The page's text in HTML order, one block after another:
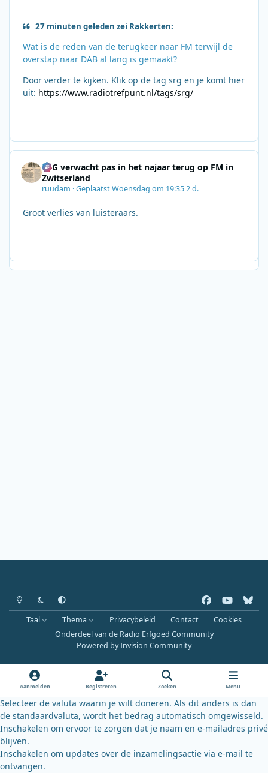
27 minuten geleden zei Rakkerten:
Wat is de reden van de terugkeer naar FM terwijl de
overstap naar DAB al lang is gemaakt?
Door verder te kijken. Klik op de tag srg en je komt hier
uit: https://www.radiotrefpunt.nl/tags/srg/
SRG verwacht pas in het najaar terug op FM in
Zwitserland
ruudam ·GeplaatstWoensdag om 19:352 d.
Groot verlies van luisteraars.
Heldere modus
Donkere modus
Systeemvoorkeur
a
c
e
k
o
u
b
l
u
k
y
Taal Thema Privacybeleid Contact
Cookies
Onderdeel van de Radio Erfgoed Community
Powered byInvision Community
Aanmelden Registreren Zoeken Menu
Selecteer de valuta waarin je wilt doneren. Als dit anders is dan
de standaardvaluta, wordt het bedrag automatisch omgewisseld.
Inschakelen om ervoor te zorgen dat je naam en e-mailadres privé
blijven.
Inschakelen om updates over de inzamelingsactie via e-mail te
ontvangen.